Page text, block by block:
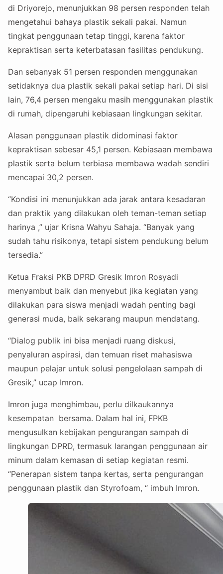
di Driyorejo, menunjukkan 98 persen responden telah
mengetahui bahaya plastik sekali pakai. Namun
tingkat penggunaan tetap tinggi, karena faktor
kepraktisan serta keterbatasan fasilitas pendukung.
Dan sebanyak 51 persen responden menggunakan
setidaknya dua plastik sekali pakai setiap hari. Di sisi
lain, 76,4 persen mengaku masih menggunakan plastik
di rumah, dipengaruhi kebiasaan lingkungan sekitar.
Alasan penggunaan plastik didominasi faktor
kepraktisan sebesar 45,1 persen. Kebiasaan membawa
plastik serta belum terbiasa membawa wadah sendiri
mencapai 30,2 persen.
“Kondisi ini menunjukkan ada jarak antara kesadaran
dan praktik yang dilakukan oleh teman-teman setiap
harinya ,” ujar Krisna Wahyu Sahaja. “Banyak yang
sudah tahu risikonya, tetapi sistem pendukung belum
tersedia.”
Ketua Fraksi PKB DPRD Gresik Imron Rosyadi
menyambut baik dan menyebut jika kegiatan yang
dilakukan para siswa menjadi wadah penting bagi
generasi muda, baik sekarang maupun mendatang.
“Dialog publik ini bisa menjadi ruang diskusi,
penyaluran aspirasi, dan temuan riset mahasiswa
maupun pelajar untuk solusi pengelolaan sampah di
Gresik,” ucap Imron.
Imron juga menghimbau, perlu dilkaukannya
kesempatan bersama. Dalam hal ini, FPKB
mengusulkan kebijakan pengurangan sampah di
lingkungan DPRD, termasuk larangan penggunaan air
minum dalam kemasan di setiap kegiatan resmi.
“Penerapan sistem tanpa kertas, serta pengurangan
penggunaan plastik dan Styrofoam, “ imbuh Imron.